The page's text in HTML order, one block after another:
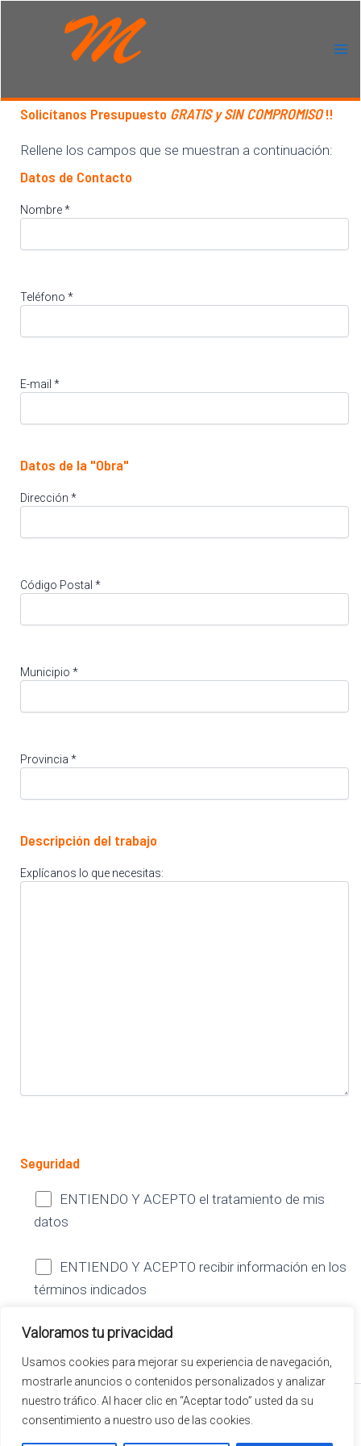
Valoramos tu privacidad
Usamos cookies para mejorar su experiencia de navegación,
mostrarle anuncios o contenidos personalizados y analizar
nuestro tráfico. Al hacer clic en “Aceptar todo” usted da su
consentimiento a nuestro uso de las cookies.
Solicítanos Presupuesto GRATIS y SIN COMPROMISO!!
Rellene los campos que se muestran a continuación:
Datos de Contacto
Nombre *
Teléfono *
E-mail *
Datos de la "Obra"
Dirección *
Código Postal *
Municipio *
Provincia *
Descripción del trabajo
Explícanos lo que necesitas:
Seguridad
ENTIENDO Y ACEPTO el tratamiento de mis
datos
ENTIENDO Y ACEPTO recibir información en los
términos indicados
© 2026 ENTREMUROS GESTION Y OBRAS | Todos los derechos reservados